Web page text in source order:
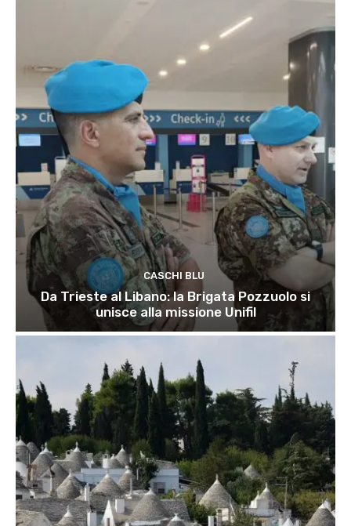
CASCHI BLU
Da Trieste al Libano: la Brigata Pozzuolo si
unisce alla missione Unifil